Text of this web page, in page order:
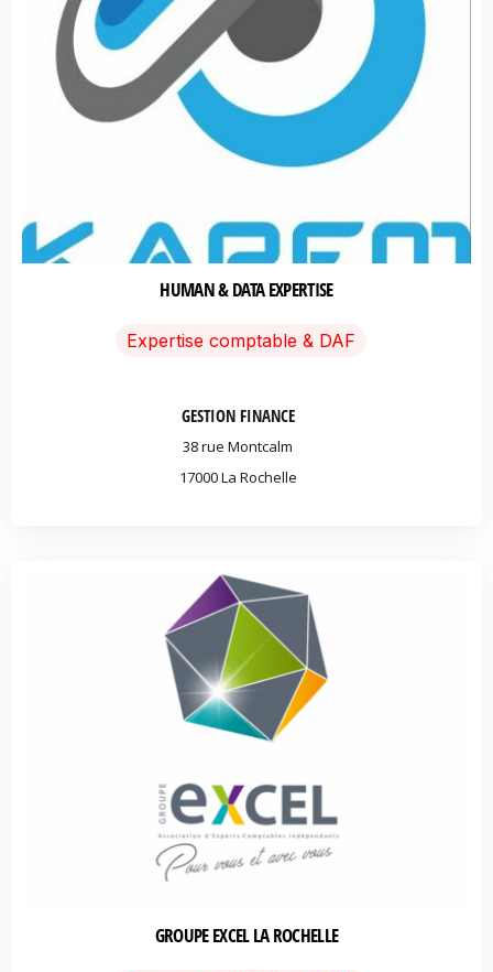
HUMAN & DATA EXPERTISE
Expertise comptable & DAF
GESTION FINANCE
38 rue Montcalm
17000 La Rochelle
GROUPE EXCEL LA ROCHELLE